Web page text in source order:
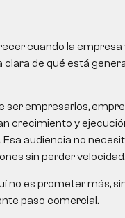
cuando la
de qué está
ser empresarios,
crecimiento y
audiencia no
sin perder velocidad.
no es prometer más,
paso comercial.